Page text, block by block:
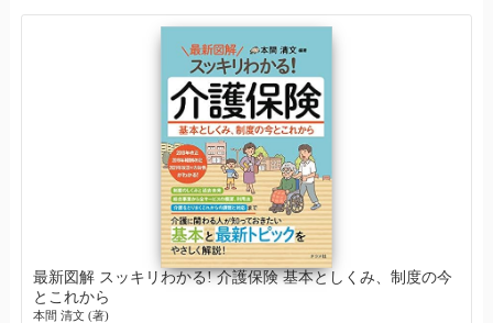
最新図解 スッキリわかる! 介護保険 基本としくみ、制度の今
とこれから
本間 清文 (著)